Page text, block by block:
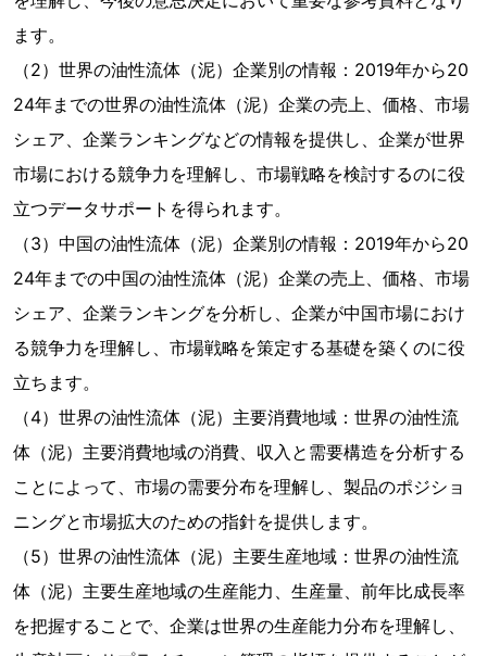
ます。
（2）世界の油性流体（泥）企業別の情報：2019年から20
24年までの世界の油性流体（泥）企業の売上、価格、市場
シェア、企業ランキングなどの情報を提供し、企業が世界
市場における競争力を理解し、市場戦略を検討するのに役
立つデータサポートを得られます。
（3）中国の油性流体（泥）企業別の情報：2019年から20
24年までの中国の油性流体（泥）企業の売上、価格、市場
シェア、企業ランキングを分析し、企業が中国市場におけ
る競争力を理解し、市場戦略を策定する基礎を築くのに役
立ちます。
（4）世界の油性流体（泥）主要消費地域：世界の油性流
体（泥）主要消費地域の消費、収入と需要構造を分析する
ことによって、市場の需要分布を理解し、製品のポジショ
ニングと市場拡大のための指針を提供します。
（5）世界の油性流体（泥）主要生産地域：世界の油性流
体（泥）主要生産地域の生産能力、生産量、前年比成長率
を把握することで、企業は世界の生産能力分布を理解し、